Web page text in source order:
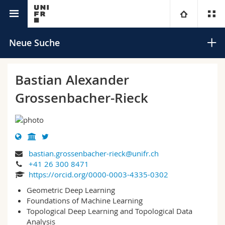
Universität
Campus
Forschung
Universität
Weiterbildung
Theologische Fak.
Rechtswissenschaftliche Fak.
Wirtschafts- und Sozialwissenschaftliche Fak.
Philosophische Fak.
Fak. für Erziehungs- und Bildungswissenschaften
Informationen für
Studieninteressierte
Studierende
Medien
Forschende
Ressourcen
Personenverzeichnis
Ortsplan
Bibliotheken
Neue Suche
Suchen
Erweiterte Suche
Bastian Alexander
Grossenbacher-Rieck
bastian.grossenbacher-rieck@unifr.ch
+41 26 300 8471
https://orcid.org/0000-0003-4335-0302
Geometric Deep Learning
Foundations of Machine Learning
Topological Deep Learning and Topological Data
Analysis